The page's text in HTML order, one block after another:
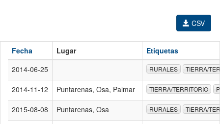
CSV
Fecha Lugar
Etiquetas
2014-06-25
RURALES TIERRA/
2014-11-12 Puntarenas, Osa, Palmar TIERRA/TERRITORIO
2015-08-08 Puntarenas, Osa RURALES TIERRA/